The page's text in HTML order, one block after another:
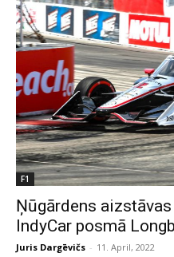
F1
Ņūgārdens
IndyCar posmā
Juris Dargēvičs - 11. April, 2022